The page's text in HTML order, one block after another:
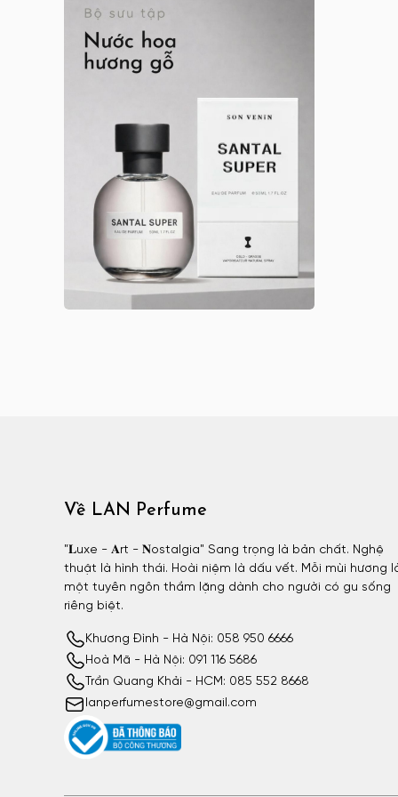
Anna Sui nữ
Arabian Oud
Argos
Argos nữ
Argos unisex
Armaf
Armaf nam
Armaf nữ
Astrophil & Stella
Astrophil & Stella unisex
Azzaro
Azzaro nam
BDK
BDK nữ
Billie Eilish
Billie Eilish nữ
BornToStandOut
BornToStandOut nữ
Về LAN Perfume
"𝐋uxe - 𝐀rt - 𝐍ostalgia" Sang trọng là bản chất. Nghệ
thuật là hình thái. Hoài niệm là dấu vết. Mỗi mùi hương
một tuyên ngôn thầm lặng dành cho người có gu sống
riêng biệt.
Khương Đình - Hà Nội: 058 950 6666
Hoà Mã - Hà Nội: 091 116 5686
Trần Quang Khải - HCM: 085 552 8668
lanperfumestore@gmail.com